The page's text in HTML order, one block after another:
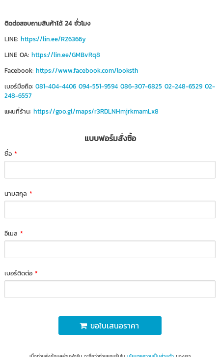
ติดต่อสอบถามสินค้าได้ 24 ชั่วโมง
LINE:https://lin.ee/RZ6366y
LINE OA:https://lin.ee/GMBvRq8
Facebook:https://www.facebook.com/looksth
เบอร์มือถือ:081-404-4406 094-551-9594 086-307-6825 02-248-6529 02-
248-6557
แผนที่ร้าน:https://goo.gl/maps/r3RDLNHmjrkmamLx8
แบบฟอร์มสั่งซื้อ
ชื่อ*
นามสกุล*
อีเมล*
เบอร์ติดต่อ*
ขอใบเสนอราคา